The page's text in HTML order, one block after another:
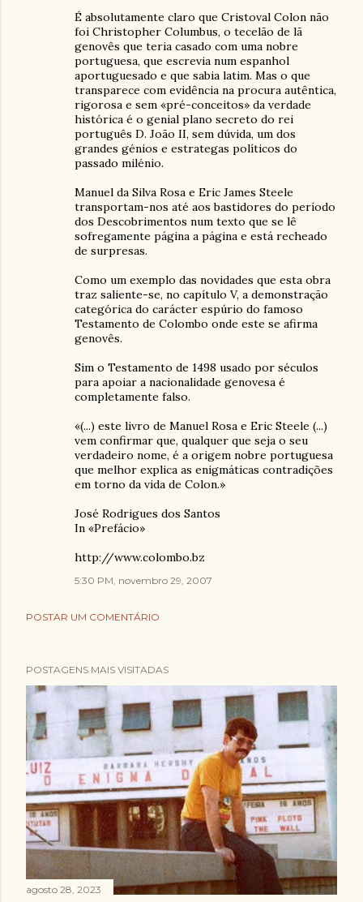
É absolutamente claro que Cristoval Colon não
foi Christopher Columbus, o tecelão de lã
genovês que teria casado com uma nobre
portuguesa, que escrevia num espanhol
aportuguesado e que sabia latim. Mas o que
transparece com evidência na procura autêntica,
rigorosa e sem «pré-conceitos» da verdade
histórica é o genial plano secreto do rei
português D. João II, sem dúvida, um dos
grandes génios e estrategas políticos do
passado milénio.
Manuel da Silva Rosa e Eric James Steele
transportam-nos até aos bastidores do período
dos Descobrimentos num texto que se lê
sofregamente página a página e está recheado
de surpresas.
Como um exemplo das novidades que esta obra
traz saliente-se, no capítulo V, a demonstração
categórica do carácter espúrio do famoso
Testamento de Colombo onde este se afirma
genovês.
Sim o Testamento de 1498 usado por séculos
para apoiar a nacionalidade genovesa é
completamente falso.
«(...) este livro de Manuel Rosa e Eric Steele (...)
vem confirmar que, qualquer que seja o seu
verdadeiro nome, é a origem nobre portuguesa
que melhor explica as enigmáticas contradições
em torno da vida de Colon.»
José Rodrigues dos Santos
In «Prefácio»
http://www.colombo.bz
5:30 PM, novembro 29, 2007
POSTAR UM COMENTÁRIO
POSTAGENS MAIS VISITADAS
agosto 28, 2023